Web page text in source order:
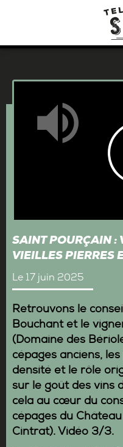
SAINT POURÇAIN :
VIEILLES PIERRES
Le 17 juin 2025
Retrouvons le
Bouchant et le
(Domaine des
cépages anciens,
densité et le rôle
sur le goût des vins
cela au cœur du
cépages du
Cintrat). Vidéo 3/3.